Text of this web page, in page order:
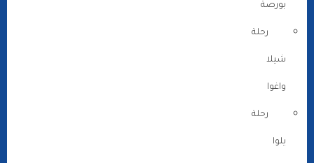
بورصة
رحلة
شيلا
واغوا
رحلة
يلوا